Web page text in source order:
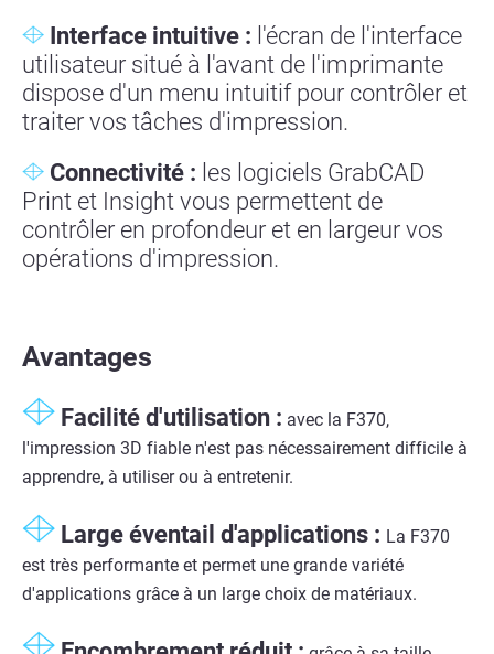
Interface intuitive : l'écran de l'interface
utilisateur situé à l'avant de l'imprimante
dispose d'un menu intuitif pour contrôler et
traiter vos tâches d'impression.
Connectivité : les logiciels GrabCAD
Print et Insight vous permettent de
contrôler en profondeur et en largeur vos
opérations d'impression.
Avantages
Facilité d'utilisation : avec la F370,
l'impression 3D fiable n'est pas nécessairement difficile à
apprendre, à utiliser ou à entretenir.
Large éventail d'applications : La F370
est très performante et permet une grande variété
d'applications grâce à un large choix de matériaux.